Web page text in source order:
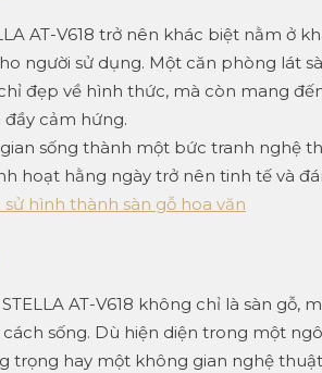
AT-V618 trở nên khác biệt nằm ở
người sử dụng. Một căn phòng lát
đẹp về hình thức, mà còn mang
cảm hứng.
sống thành một bức tranh nghệ
hoạt hằng ngày trở nên tinh tế và
sử hình thành sàn gỗ hoa văn
AT-V618 không chỉ là sàn gỗ,
sống. Dù hiện diện trong một
trọng hay một không gian nghệ